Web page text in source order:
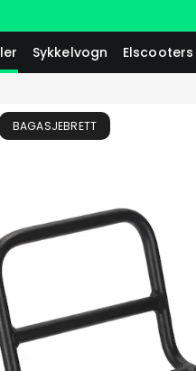
Sykkelvogn Elscooters
BAGASJEBRETT